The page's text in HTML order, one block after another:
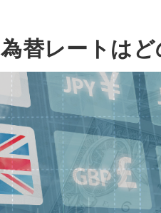
為替レートは